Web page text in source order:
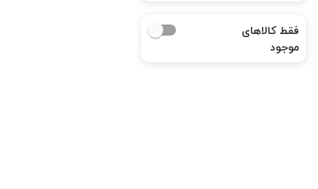
فقط کالاهای
موجود